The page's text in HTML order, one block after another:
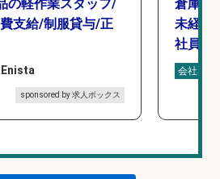
の軽作業スタッフ/
支給/制服貸与/正
sponsored by 求人ボックス
倉庫で
未経験
社員登
会社名